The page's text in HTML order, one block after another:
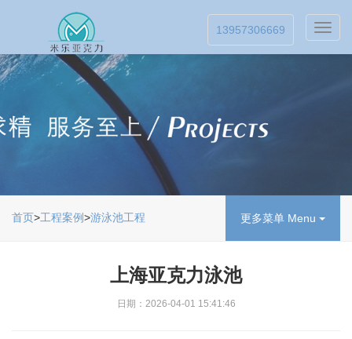
13957306669
更多菜单 Menu
首页>工程案例>游泳池工程
上海亚克力泳池
日期：2026-04-01 15:41:46